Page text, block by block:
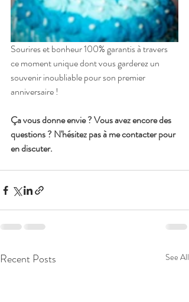
Sourires et bonheur 100% garantis à travers
ce moment unique dont vous garderez un
souvenir inoubliable pour son premier
anniversaire !
Ça vous donne envie ? Vous avez encore des
questions ? N'hésitez pas à me contacter pour
en discuter.
Recent Posts See All